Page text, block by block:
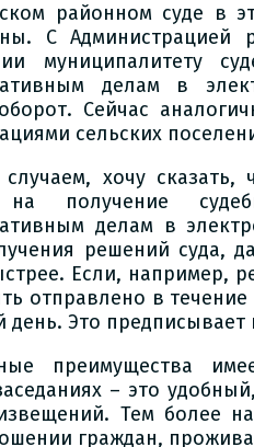
районном суде в
С Администрацией
муниципалитету
делам в
Сейчас
сельских
случаем, хочу
на получение
делам в
решений суда,
Если, например,
отправлено в
Это предписывает
преимущества
– это
Тем более
граждан,